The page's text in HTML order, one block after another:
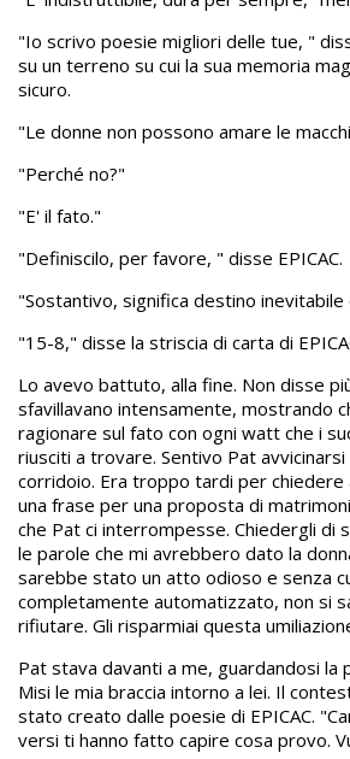
"Io scrivo poesie migliori delle tue, "
su un terreno su cui la sua memoria
sicuro.
"Le donne non possono amare le
"Perché no?"
"E' il fato."
"Definiscilo, per favore, " disse EPICAC.
"Sostantivo, significa destino
"15-8," disse la striscia di carta di
Lo avevo battuto, alla fine. Non disse
sfavillavano intensamente, mostrando
ragionare sul fato con ogni watt che i
riusciti a trovare. Sentivo Pat
corridoio. Era troppo tardi per chiedere
una frase per una proposta di
che Pat ci interrompesse. Chiedergli di
le parole che mi avrebbero dato la
sarebbe stato un atto odioso e senza
completamente automatizzato, non si
rifiutare. Gli risparmiai questa
Pat stava davanti a me, guardandosi la
Misi le mia braccia intorno a lei. Il
stato creato dalle poesie di EPICAC.
versi ti hanno fatto capire cosa provo.